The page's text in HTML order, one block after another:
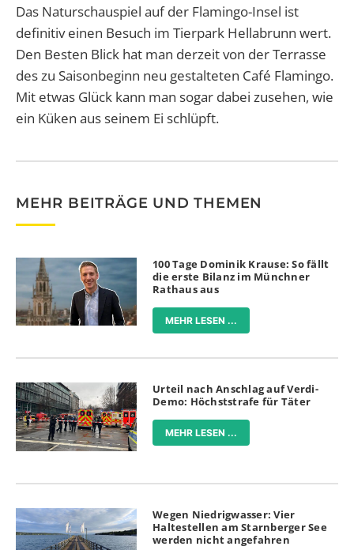
Das Naturschauspiel auf der Flamingo-Insel ist
definitiv einen Besuch im Tierpark Hellabrunn wert.
Den Besten Blick hat man derzeit von der Terrasse
des zu Saisonbeginn neu gestalteten Café Flamingo.
Mit etwas Glück kann man sogar dabei zusehen, wie
ein Küken aus seinem Ei schlüpft.
MEHR BEITRÄGE UND THEMEN
100 Tage Dominik Krause: So fällt
die erste Bilanz im Münchner
Rathaus aus
MEHR LESEN ...
Urteil nach Anschlag auf Verdi-
Demo: Höchststrafe für Täter
MEHR LESEN ...
Wegen Niedrigwasser: Vier
Haltestellen am Starnberger See
werden nicht angefahren